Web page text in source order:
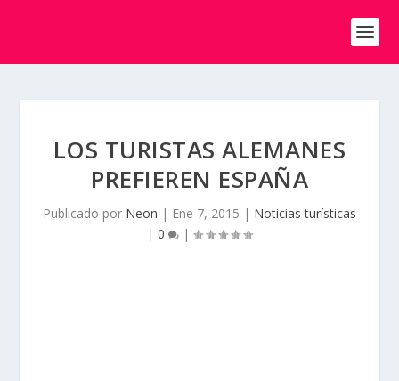
LOS TURISTAS ALEMANES
PREFIEREN ESPAÑA
Publicado por Neon | Ene 7, 2015 | Noticias turísticas
| 0 |